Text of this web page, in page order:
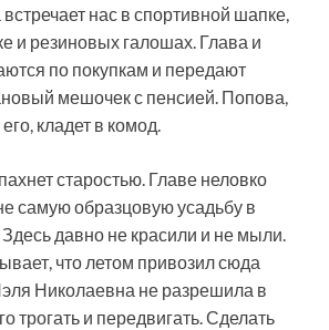
нас в спортивной шапке,
и резиновых галошах. Глава и
по покупкам и передают
мешочек с пенсией. Попова,
кладет в комод.
старостью. Главе неловко
самую образцовую усадьбу в
давно не красили и не мыли.
что летом привозил сюда
Николаевна не разрешила в
трогать и передвигать. Сделать